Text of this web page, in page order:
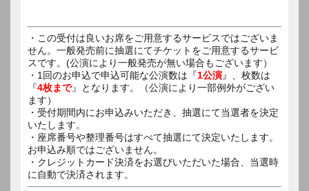
・この受付は良いお席をご用意するサービスではございま
せん。一般発売前に抽選にてチケットをご用意するサービ
スです。(公演により一般発売が無い場合もございます）
・1回のお申込で申込可能な公演数は『1公演』、枚数は
『4枚まで』となります。（公演により一部例外がござい
ます）
・受付期間内にお申込みいただき、抽選にて当選者を決定
いたします。
・座席番号や整理番号はすべて抽選にて決定いたします。
お申込み順ではございません。
・クレジットカード決済をお選びいただいた場合、当選時
に自動で決済されます。